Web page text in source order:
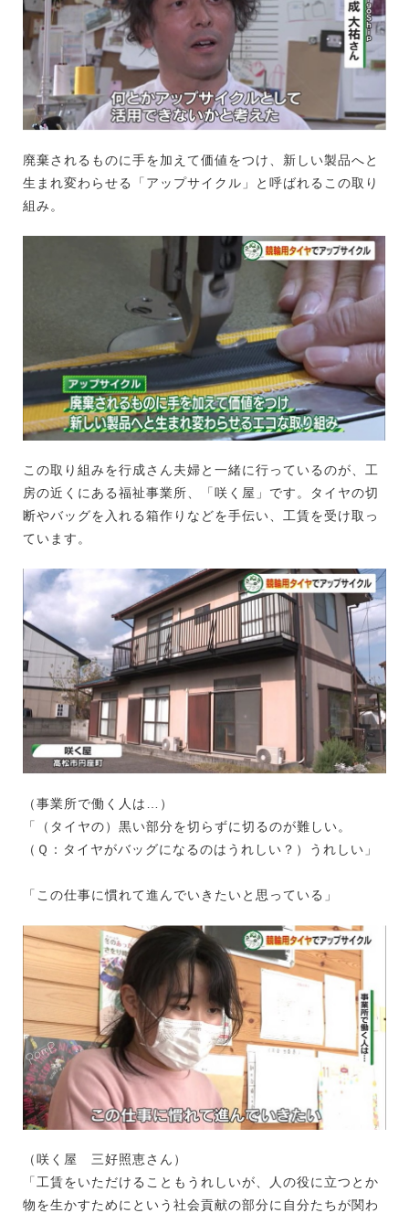
廃棄されるものに手を加えて価値をつけ、新しい製品へと
生まれ変わらせる「アップサイクル」と呼ばれるこの取り
組み。
この取り組みを行成さん夫婦と一緒に行っているのが、工
房の近くにある福祉事業所、「咲く屋」です。タイヤの切
断やバッグを入れる箱作りなどを手伝い、工賃を受け取っ
ています。
（事業所で働く人は…）
「（タイヤの）黒い部分を切らずに切るのが難しい。
（Ｑ：タイヤがバッグになるのはうれしい？）うれしい」
「この仕事に慣れて進んでいきたいと思っている」
（咲く屋 三好照恵さん）
「工賃をいただけることもうれしいが、人の役に立つとか
物を生かすためにという社会貢献の部分に自分たちが関わ